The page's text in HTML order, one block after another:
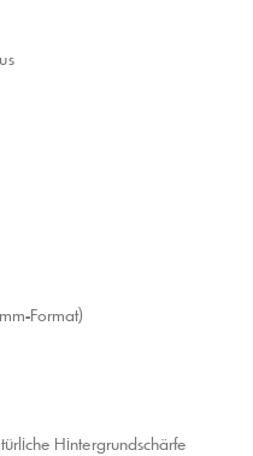
Format)
Hintergrundschärfe